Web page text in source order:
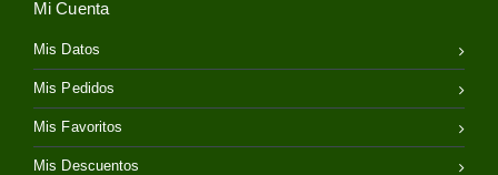
Mi Cuenta
Mis Datos
Mis Pedidos
Mis Favoritos
Mis Descuentos